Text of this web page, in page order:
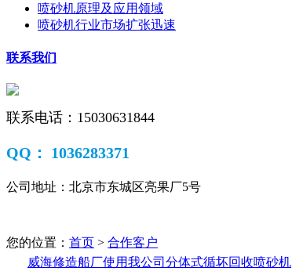
喷砂机原理及应用领域
喷砂机行业市场扩张迅速
联系我们
联系电话： 15030631844
QQ： 1036283371
公司地址：北京市东城区亮果厂5号
您的位置： 首页 > 合作客户
威海修造船厂使用我公司分体式循坏回收喷砂机